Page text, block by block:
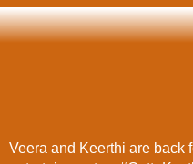
Veera and Keerthi are back